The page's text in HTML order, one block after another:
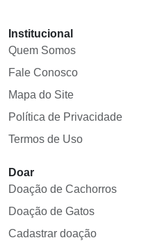
Institucional
Quem Somos
Fale Conosco
Mapa do Site
Política de Privacidade
Termos de Uso
Doar
Doação de Cachorros
Doação de Gatos
Cadastrar doação